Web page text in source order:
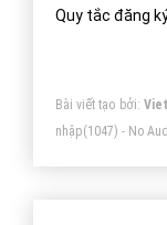
Quy tắc đăng
Bài viết tạo bởi:
nhập(1047) - No